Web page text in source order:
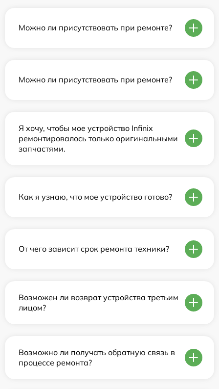
Можно ли присутствовать при ремонте?
Можно ли присутствовать при ремонте?
Я хочу, чтобы мое устройство Infinix
ремонтировалось только оригинальными
запчастями.
Как я узнаю, что мое устройство готово?
От чего зависит срок ремонта техники?
Возможен ли возврат устройства третьим
лицом?
Возможно ли получать обратную связь в
процессе ремонта?